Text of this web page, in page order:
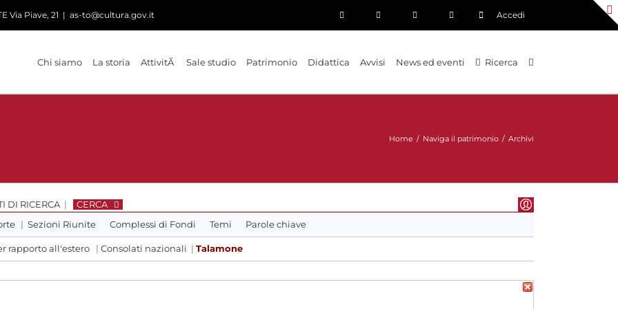
Via Piave, 21 | as-to@cultura.gov.it Accedi
Chi siamo La storia AttivitÃ Sale studio Patrimonio Didattica Avvisi News ed eventi Ricerca
Home / Naviga il patrimonio / Archivi
DI RICERCA |
CERCA
| Sezioni Riunite Complessi di Fondi Temi Parole chiave
rapporto all'estero | Consolati nazionali | Talamone